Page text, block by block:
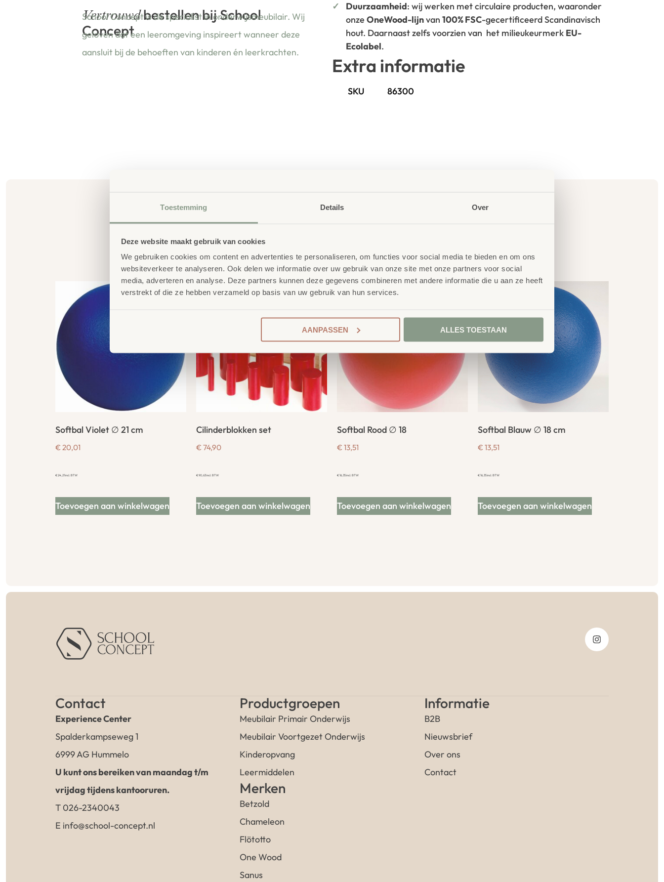
Toestemming Details Over
Deze website maakt gebruik van cookies
We gebruiken cookies om content en advertenties te personaliseren, om functies voor social media te bieden en om ons
websiteverkeer te analyseren. Ook delen we informatie over uw gebruik van onze site met onze partners voor social
media, adverteren en analyse. Deze partners kunnen deze gegevens combineren met andere informatie die u aan ze heeft
verstrekt of die ze hebben verzameld op basis van uw gebruik van hun services.
AANPASSEN ALLES TOESTAAN
Vertrouwdbestellen bij School
Concept
School Concept is de specialist in onderwijsmeubilair. Wij
geloven dat een leeromgeving inspireert wanneer deze
aansluit bij de behoeften van kinderen én leerkrachten.
Duurzaamheid: wij werken met circulaire producten, waaronder
onze OneWood-lijnvan 100% FSC-gecertificeerd Scandinavisch
hout. Daarnaast zelfs voorzien van het milieukeurmerk EU-
Ecolabel.
Extra informatie
SKU 86300
Gerelateerdeproducten
Softbal Violet ∅ 21 cm
€ 20,01
€24,21incl. BTW
Toevoegen aan winkelwagen
Cilinderblokken set
€ 74,90
€90,63incl. BTW
Toevoegen aan winkelwagen
Softbal Rood ∅ 18
€ 13,51
€16,35incl. BTW
Toevoegen aan winkelwagen
Softbal Blauw ∅ 18 cm
€ 13,51
€16,35incl. BTW
Toevoegen aan winkelwagen
Contact
Experience Center
Spalderkampseweg 1
6999 AG Hummelo
U kunt ons bereiken van maandag t/m
vrijdag tijdens kantooruren.
T 026-2340043
E info@school-concept.nl
Productgroepen
Meubilair Primair Onderwijs
Meubilair Voortgezet Onderwijs
Kinderopvang
Leermiddelen
Merken
Betzold
Chameleon
Flötotto
One Wood
Sanus
Informatie
B2B
Nieuwsbrief
Over ons
Contact